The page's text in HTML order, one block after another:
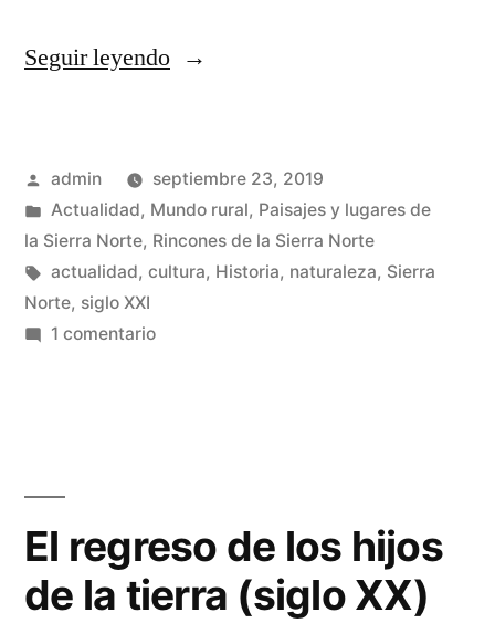
Seguir leyendo«El
en
la
Sierra
Publicado
por
admin
septiembre 23, 2019
Publicado
en
Actualidad, Mundo rural, Paisajes y lugares de
la Sierra Norte, Rincones de la Sierra Norte
Etiquetas:
actualidad, cultura, Historia, naturaleza, Sierra
Norte, siglo XXI
1 comentarioen
Norte
Guadalajara
El regreso de los hijos
de la tierra (siglo XX)